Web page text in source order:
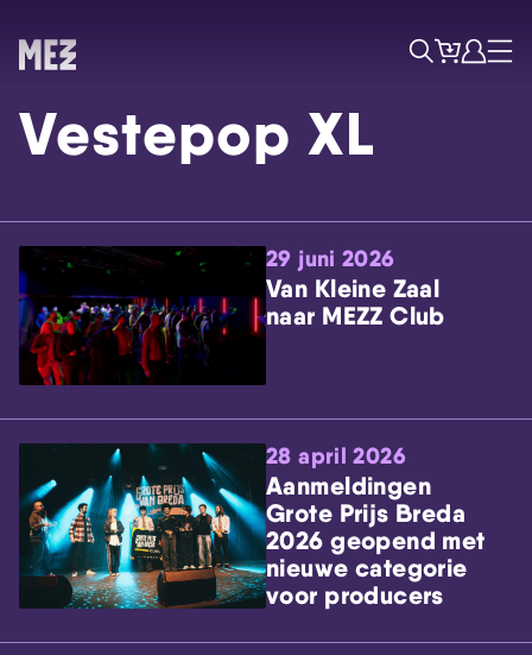
Skip navigatie
ZoekTicketsAccount
Menu
Vestepop XL
29 juni 2026
Van Kleine Zaal
naar MEZZ Club
28 april 2026
Aanmeldingen
Grote Prijs Breda
2026 geopend met
nieuwe categorie
voor producers